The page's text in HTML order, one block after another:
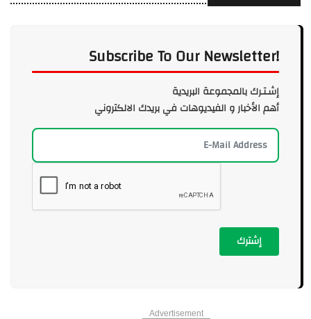
Subscribe To Our Newsletter!
إشـتـرك بالمجموعة البريدية
أهم الأخبار و الفيديوهات في بريدك الالكتروني
إشترك
Advertisement